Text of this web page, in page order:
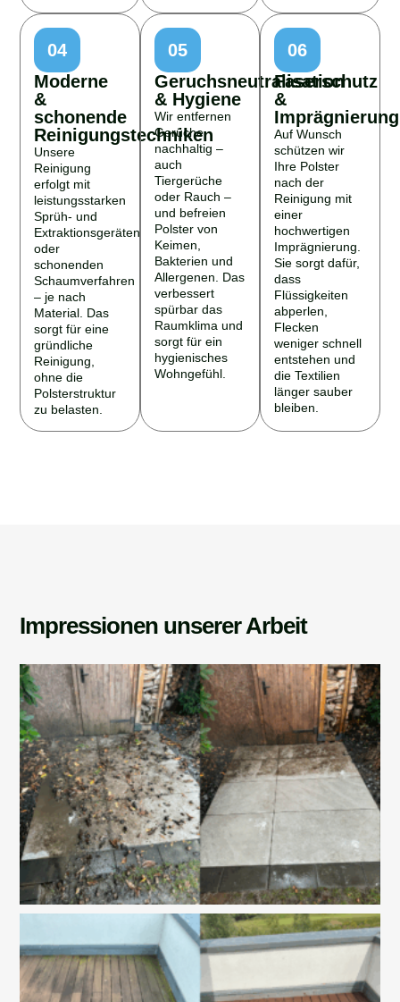
04
Moderne
&
schonende
Reinigungstechniken
Unsere
Reinigung
erfolgt mit
leistungsstarken
Sprüh- und
Extraktionsgeräten
oder
schonenden
Schaumverfahren
– je nach
Material. Das
sorgt für eine
gründliche
Reinigung,
ohne die
Polsterstruktur
zu belasten.
05
Geruchsneutralisation
& Hygiene
Wir entfernen
Gerüche
nachhaltig –
auch
Tiergerüche
oder Rauch –
und befreien
Polster von
Keimen,
Bakterien und
Allergenen. Das
verbessert
spürbar das
Raumklima und
sorgt für ein
hygienisches
Wohngefühl.
06
Faserschutz
&
Imprägnierung
Auf Wunsch
schützen wir
Ihre Polster
nach der
Reinigung mit
einer
hochwertigen
Imprägnierung.
Sie sorgt dafür,
dass
Flüssigkeiten
abperlen,
Flecken
weniger schnell
entstehen und
die Textilien
länger sauber
bleiben.
Impressionen unserer Arbeit